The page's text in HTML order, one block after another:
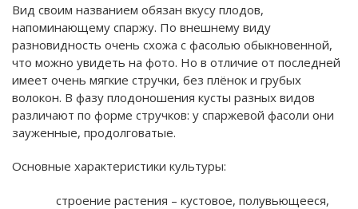
Вид своим названием обязан вкусу плодов,
напоминающему спаржу. По внешнему виду
разновидность очень схожа с фасолью обыкновенной,
что можно увидеть на фото. Но в отличие от последней
имеет очень мягкие стручки, без плёнок и грубых
волокон. В фазу плодоношения кусты разных видов
различают по форме стручков: у спаржевой фасоли они
зауженные, продолговатые.
Основные характеристики культуры:
строение растения – кустовое, полувьющееся,